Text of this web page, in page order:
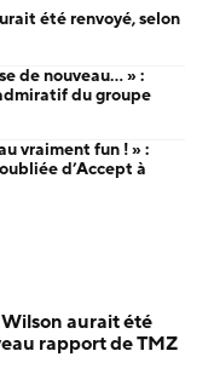
été renvoyé, selon
de nouveau… » :
du groupe
vraiment fun ! » :
d’Accept à
aurait été
rapport de TMZ